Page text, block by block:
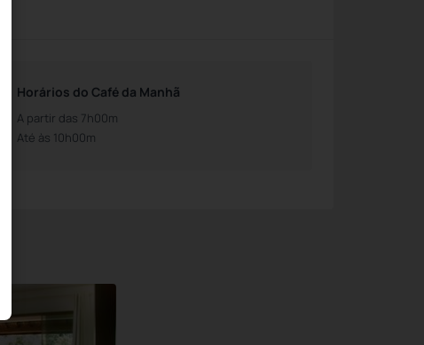
Horários do Café da Manhã
A partir das 7h00m
Até às 10h00m